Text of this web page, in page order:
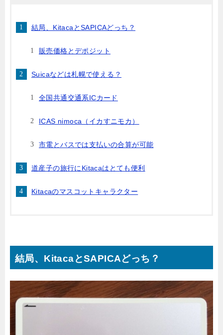
結局、KitacaとSAPICAどっち？
販売価格とデポジット
Suicaなどは札幌で使える？
全国共通交通系ICカード
ICAS nimoca（イカすニモカ）
市電とバスでは支払いの合算が可能
道産子の旅行にKitacaはとても便利
Kitacaのマスコットキャラクター
結局、KitacaとSAPICAどっち？